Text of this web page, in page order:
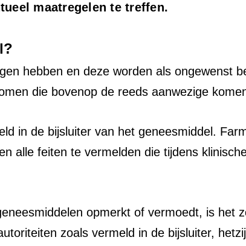
maatregelen te treffen.
hebben en deze worden als ongewenst
die bovenop de reeds aanwezige
in de bijsluiter van het geneesmiddel.
alle feiten te vermelden die tijdens
opmerkt of vermoedt, is het
zoals vermeld in de bijsluiter,